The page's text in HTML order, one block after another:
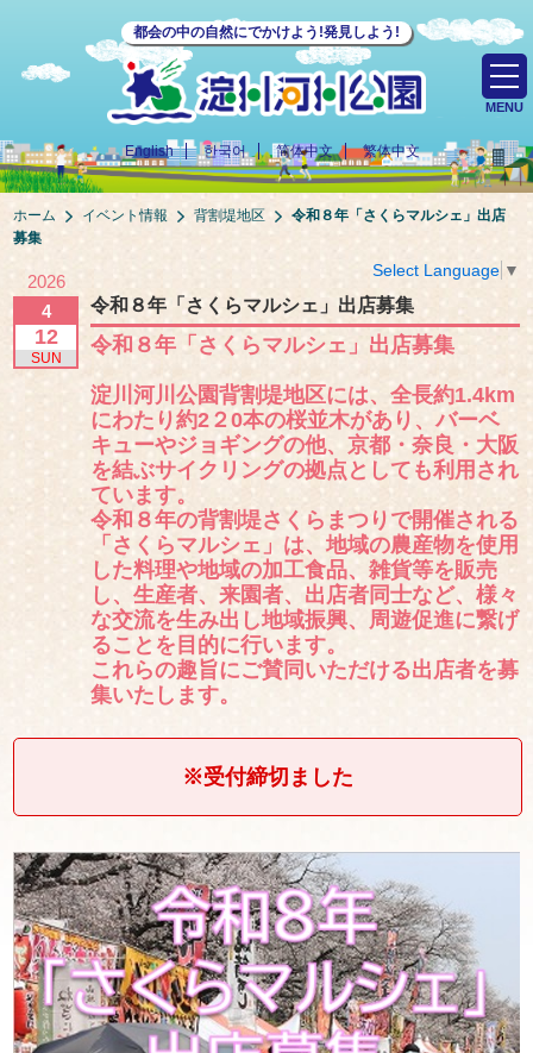
都会の中の自然にでかけよう!発見しよう!
English 한국어 简体中文 繁体中文
MENU
ホーム イベント情報 背割堤地区
令和８年「さくらマルシェ」出店
募集
Select Language ▼
2026
4
12
SUN
令和８年「さくらマルシェ」出店募集
令和８年「さくらマルシェ」出店募集
淀川河川公園背割堤地区には、全長約1.4km
にわたり約2２0本の桜並木があり、バーベ
キューやジョギングの他、京都・奈良・大阪
を結ぶサイクリングの拠点としても利用され
ています。
令和８年の背割堤さくらまつりで開催される
「さくらマルシェ」は、地域の農産物を使用
した料理や地域の加工食品、雑貨等を販売
し、生産者、来園者、出店者同士など、様々
な交流を生み出し地域振興、周遊促進に繋げ
ることを目的に行います。
これらの趣旨にご賛同いただける出店者を募
集いたします。
※受付締切ました